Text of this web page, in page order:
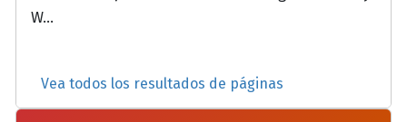
W...
Vea todos los resultados de páginas